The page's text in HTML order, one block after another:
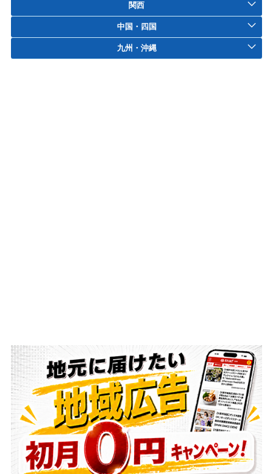
関西
中国・四国
九州・沖縄